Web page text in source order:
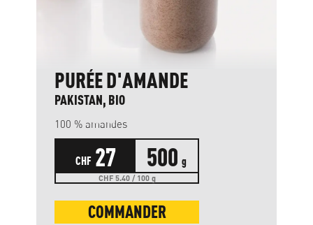
PURÉE D'AMANDE
PAKISTAN, BIO
100 % amandes
CHF 27 500 g
CHF 5.40 / 100 g
COMMANDER